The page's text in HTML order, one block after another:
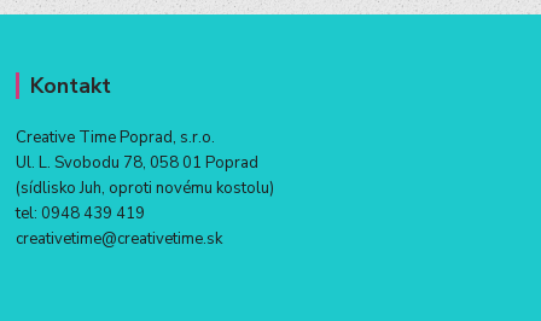
Kontakt
Creative Time Poprad, s.r.o.
Ul. L. Svobodu 78, 058 01 Poprad
(sídlisko Juh, oproti novému kostolu)
tel: 0948 439 419
creativetime@creativetime.sk